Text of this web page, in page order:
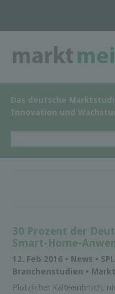
Das deutsche
Innovation und
30 Prozent der
Smart-Home-
12. Feb 2016 • News •
Branchenstudien •
Plötzlicher Kälteeinbruch,